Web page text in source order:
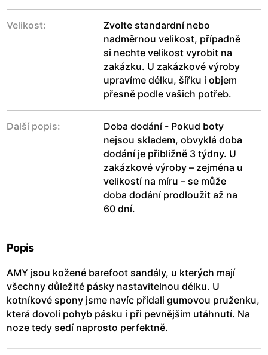
Velikost:
Zvolte standardní nebo
nadměrnou velikost, případně
si nechte velikost vyrobit na
zakázku. U zakázkové výroby
upravíme délku, šířku i objem
přesně podle vašich potřeb.
Další popis:
Doba dodání - Pokud boty
nejsou skladem, obvyklá doba
dodání je přibližně 3 týdny. U
zakázkové výroby – zejména u
velikostí na míru – se může
doba dodání prodloužit až na
60 dní.
Popis
AMY jsou kožené barefoot sandály, u kterých mají
všechny důležité pásky nastavitelnou délku. U
kotníkové spony jsme navíc přidali gumovou pruženku,
která dovolí pohyb pásku i při pevnějším utáhnutí. Na
noze tedy sedí naprosto perfektně.